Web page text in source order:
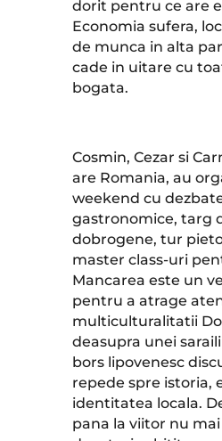
dorit pentru ce are
Economia sufera,
de munca in alta
cade in uitare cu
bogata.
Cosmin, Cezar si
are Romania, au
weekend cu
gastronomice, targ
dobrogene, tur
master class-uri
Mancarea este un
pentru a atrage
multiculturalitatii
deasupra unei
bors lipovenesc
repede spre istoria,
identitatea locala.
pana la viitor nu